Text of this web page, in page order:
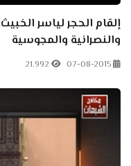
إلقام الحجر لياسر
والنصرانية والمجوسية
07-08-2015
21.992